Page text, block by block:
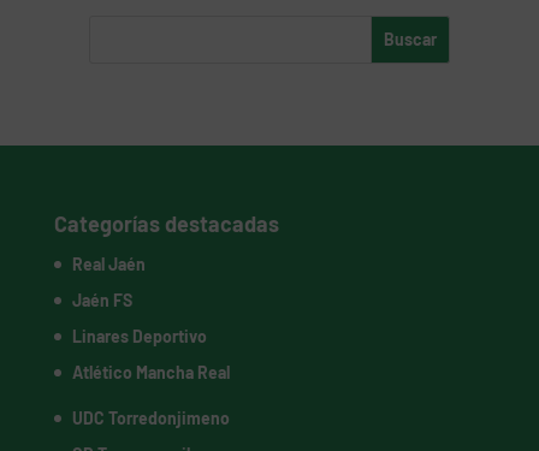
Categorías destacadas
Real Jaén
Jaén FS
Linares Deportivo
Atlético Mancha Real
UDC Torredonjimeno